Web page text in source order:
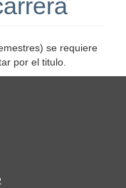
se requiere
por el titulo.